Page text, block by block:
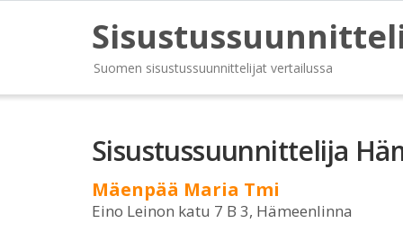
Suomen sisustussuunnittelijat vertailussa
Sisustussuunnittelija
Mäenpää Maria Tmi
Eino Leinon katu 7 B 3, Hämeenlinna